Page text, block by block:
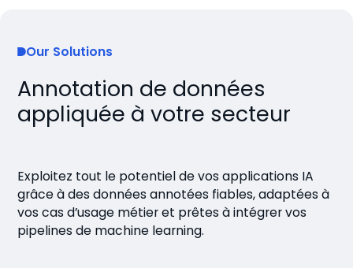
Our Solutions
Annotation de données
appliquée à votre secteur
Exploitez tout le potentiel de vos applications IA
grâce à des données annotées fiables, adaptées à
vos cas d’usage métier et prêtes à intégrer vos
pipelines de machine learning.